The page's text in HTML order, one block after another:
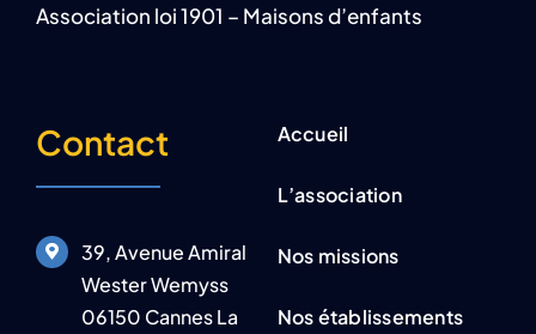
Association loi 1901 – Maisons d’enfants
Contact
39, Avenue Amiral
Wester Wemyss
06150 Cannes La
Accueil
L’association
Nos missions
Nos établissements